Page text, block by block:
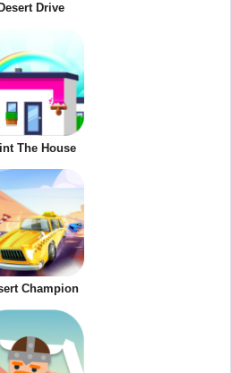
Desert Drive
The House
Champion